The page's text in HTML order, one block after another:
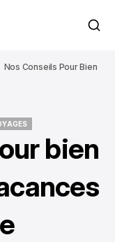
Nos Conseils Pour Bien
bien